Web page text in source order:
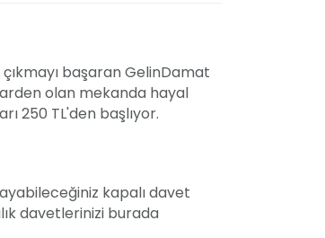
başaran GelinDamat
olan mekanda hayal
250 TL'den başlıyor.
kapalı davet
davetlerinizi burada